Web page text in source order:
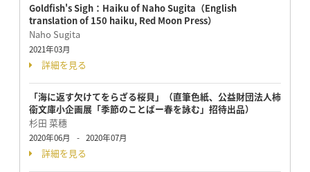
Goldfish's Sigh：Haiku of Naho Sugita（English
translation of 150 haiku, Red Moon Press）
Naho Sugita
2021年03月
詳細を見る
「海に返す欠けてをらざる桜貝」（直筆色紙、公益財団法人柿
衞文庫小企画展「季節のことばー春を詠む」招待出品）
杉田 菜穗
2020年06月 - 2020年07月
詳細を見る